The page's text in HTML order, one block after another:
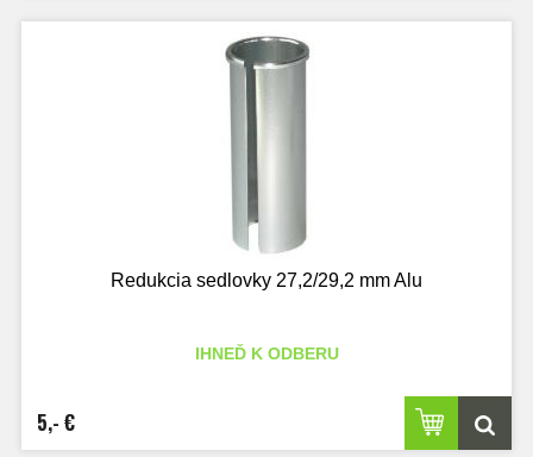
Redukcia sedlovky 27,2/29,2 mm Alu
IHNEĎ K ODBERU
5,- €